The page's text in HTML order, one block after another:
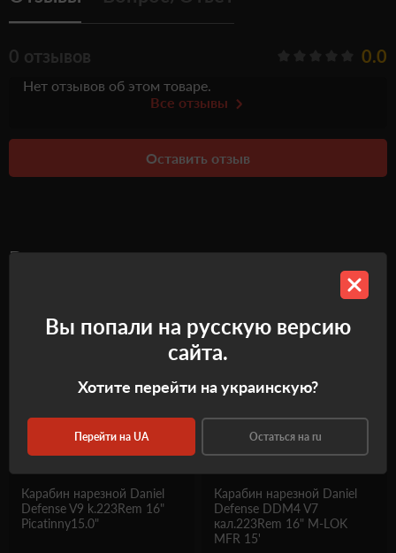
0 отзывов 0.0
Нет отзывов об этом товаре.
Все отзывы
Оставить отзыв
Рекомендуемые товары
Карабин нарезной Daniel
Defense V9 k.223Rem 16"
Picatinny15.0"
Карабин нарезной Daniel
Defense DDM4 V7
кал.223Rem 16" M-LOK
MFR 15'
Вы попали на русскую версию
сайта.
Хотите перейти на украинскую?
Перейти на UA Остаться на ru